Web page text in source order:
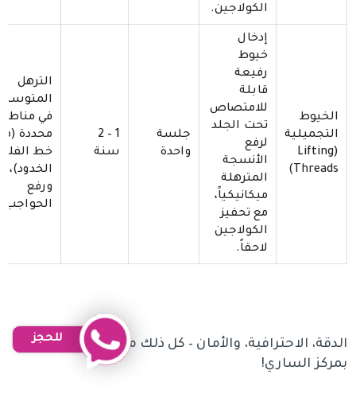
الكولاجين.
الخيوط
التجميلية
(Lifting
Threads)
إدخال
خيوط
رفيعة
قابلة
للامتصاص
تحت الجلد
لرفع
الأنسجة
المترهلة
ميكانيكياً،
مع تحفيز
الكولاجين
لاحقاً.
جلسة
واحدة
1 – 2
سنة
الترهل
في
محددة
خط
الخدود)،
ورفع
الحواجب.
الدقة، الاحترافية، والأمان – كل ذلك متوفر في كل جلسة
بمركز الساري!
للحجز